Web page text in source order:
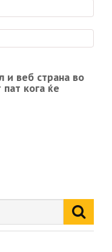
и веб страна во
кога ќе